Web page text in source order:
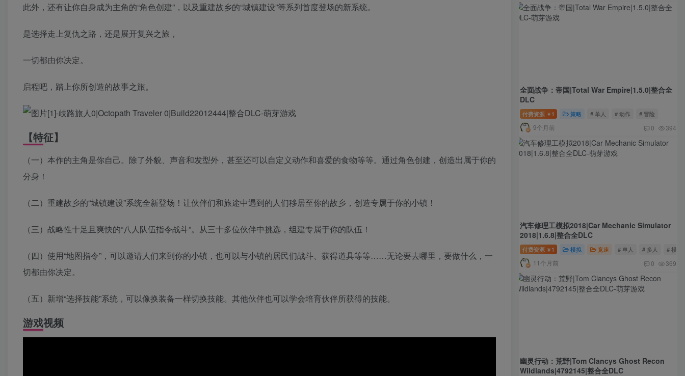
此外，还有让你自身成为主角的“角色创建”，以及重建故乡的“城镇建设”等系列首度登场的新系统。
是选择走上复仇之路，还是展开复兴之旅，
一切都由你决定。
启程吧，踏上你所创造的故事之旅。
【特征】
（一）本作的主角是你自己。除了外貌、声音和发型外，甚至还可以自定义动作和喜爱的食物等等。通过角色创建，创造出属于你的
分身！
（二）重建故乡的“城镇建设”系统全新登场！让伙伴们和旅途中遇到的人们移居至你的故乡，创造专属于你的小镇！
（三）战略性十足且爽快的“八人队伍指令战斗”。从三十多位伙伴中挑选，组建专属于你的队伍！
（四）使用“地图指令”，可以邀请人们来到你的小镇，也可以与小镇的居民们战斗、获得道具等等……无论要去哪里，要做什么，一
切都由你决定。
（五）新增“选择技能”系统，可以像换装备一样切换技能。其他伙伴也可以学会培育伙伴所获得的技能。
游戏视频
全面战争：帝国|Total War Empire|1.5.0|整合全
DLC
付费资源 ￥ 1 策略 # 单人 # 动作 # 冒险
9个月前 0 394
汽车修理工模拟2018|Car Mechanic Simulator
2018|1.6.8|整合全DLC
付费资源 ￥ 1 模拟 竞速 # 单人 # 多人 # 模拟
11个月前 0 369
幽灵行动：荒野|Tom Clancys Ghost Recon
Wildlands|4792145|整合全DLC